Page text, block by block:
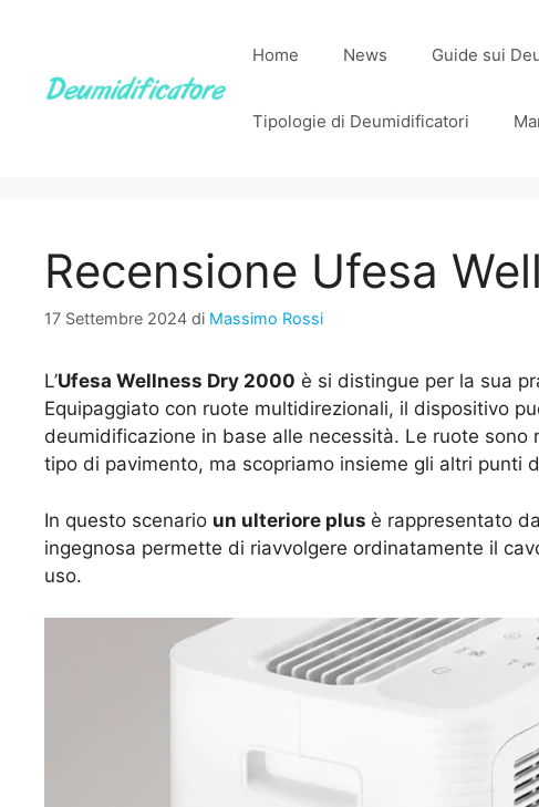
Home News Guide sui
Tipologie di Deumidificatori
Recensione Ufesa
17 Settembre 2024 di Massimo Rossi
L’Ufesa Wellness Dry 2000 è si distingue per la sua
Equipaggiato con ruote multidirezionali, il dispositivo
deumidificazione in base alle necessità. Le ruote
tipo di pavimento, ma scopriamo insieme gli altri punti
In questo scenario un ulteriore plus è rappresentato
ingegnosa permette di riavvolgere ordinatamente il
uso.